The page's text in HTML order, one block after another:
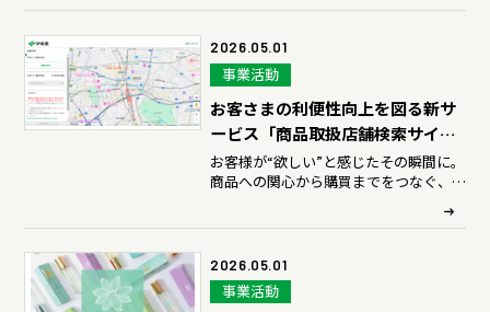
研究リリース
学会発表・論文
サイエンスキャッスル研究費
伊藤園ウェルネスフォーラム
経営戦略
業績・財務情報
株式関連情報
ディスクロージャーポリシー
採用サイト 商品情報サイト
お問い合わせ
2026.05.01
事業活動
お客さまの利便性向上を図る新サ
ービス「商品取扱店舗検索サイ
ト」を、5月1日（金）より公開
お客様が“欲しい”と感じたその瞬間に。
商品への関心から購買までをつなぐ、新
2026.05.01
事業活動